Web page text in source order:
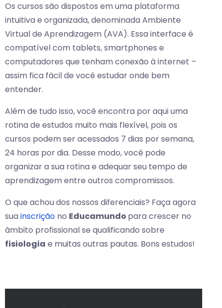
Os cursos são dispostos em uma plataforma
intuitiva e organizada, denominada Ambiente
Virtual de Aprendizagem (AVA). Essa interface é
compatível com tablets, smartphones e
computadores que tenham conexão à internet –
assim fica fácil de você estudar onde bem
entender.
Além de tudo isso, você encontra por aqui uma
rotina de estudos muito mais flexível, pois os
cursos podem ser acessados 7 dias por semana,
24 horas por dia. Desse modo, você pode
organizar a sua rotina e adequar seu tempo de
aprendizagem entre outros compromissos.
O que achou dos nossos diferenciais? Faça agora
suainscrição no Educamundo para crescer no
âmbito profissional se qualificando sobre
fisiologia e muitas outras pautas. Bons estudos!